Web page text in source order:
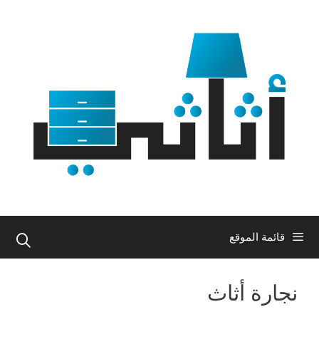
قائمة الموقع
نجارة أثاث